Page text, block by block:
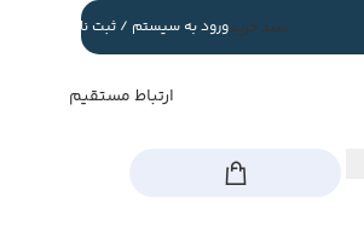
سبد خریدورود به سیستم / ثبت نام
ارتباط مستقیم